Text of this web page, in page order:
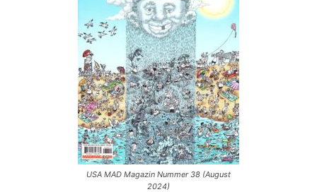
USA MAD Magazin Nummer 38 (August
2024)